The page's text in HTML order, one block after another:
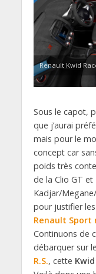
Renault Kwid
Sous le capot,
que j’aurai
mais pour le
concept car
poids très
de la Clio GT et
Kadjar/
pour justifier
Renault
Continuons de
débarquer sur
R.S., cette Kwid